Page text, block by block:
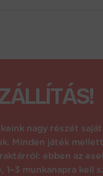
nagy részét saját
Minden játék
ebben az
munkanapra kell